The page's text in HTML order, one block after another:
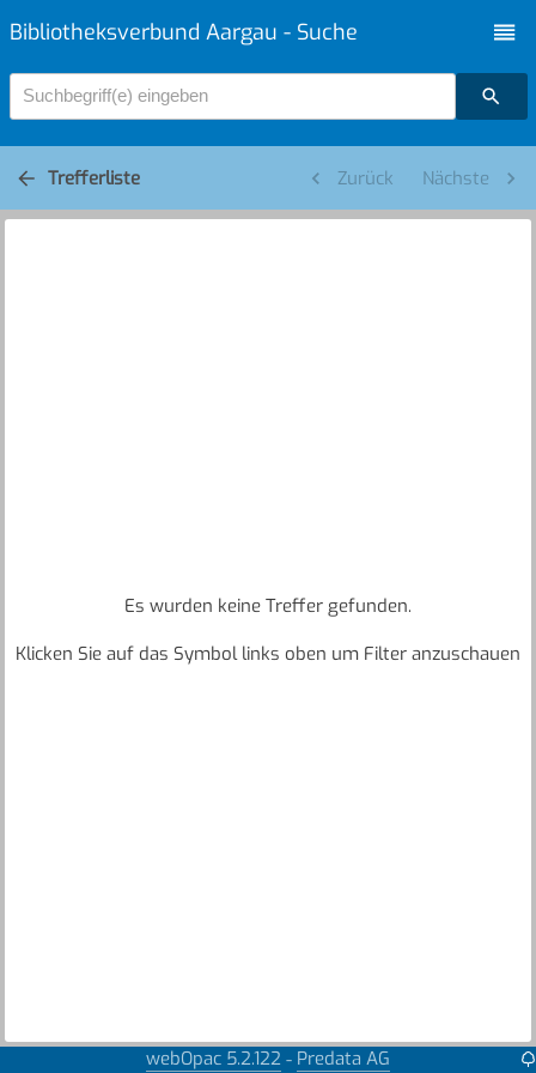
Bibliotheksverbund Aargau - Suche
Suchbegriff(e) eingeben
Trefferliste Zurück Nächste
Es wurden keine Treffer gefunden.
Klicken Sie auf das Symbol links oben um Filter anzuschauen
webOpac 5.2.122 - Predata AG